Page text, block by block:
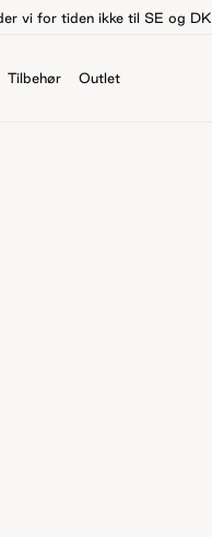
vi for tiden ikke til SE og DK
Tilbehør Outlet